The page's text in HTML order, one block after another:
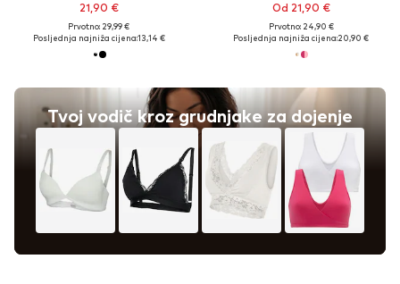
21,90 €
Prvotno: 29,99 €
Posljednja najniža cijena:13,14 €
Od 21,90 €
Prvotno: 24,90 €
Posljednja najniža cijena:20,90 €
Tvoj vodič kroz grudnjake za dojenje